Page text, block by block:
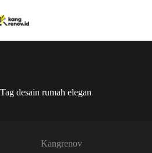
to
content
Tag desain rumah elegan
Kangrenov